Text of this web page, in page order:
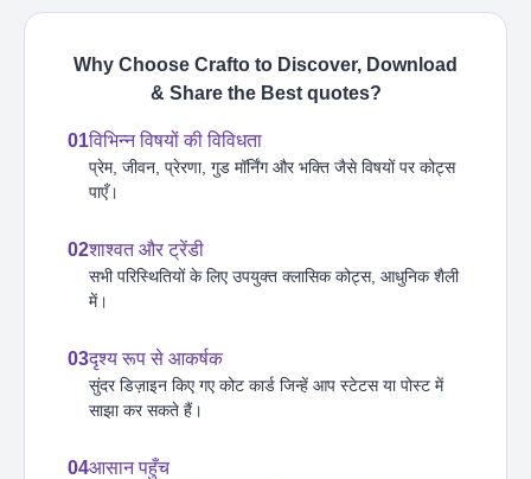
Why Choose Crafto to Discover, Download
& Share the Best quotes?
01विभिन्न विषयों की विविधता
प्रेम, जीवन, प्रेरणा, गुड मॉर्निंग और भक्ति जैसे विषयों पर कोट्स
पाएँ।
02शाश्वत और ट्रेंडी
सभी परिस्थितियों के लिए उपयुक्त क्लासिक कोट्स, आधुनिक शैली
में।
03दृश्य रूप से आकर्षक
सुंदर डिज़ाइन किए गए कोट कार्ड जिन्हें आप स्टेटस या पोस्ट में
साझा कर सकते हैं।
04आसान पहुँच